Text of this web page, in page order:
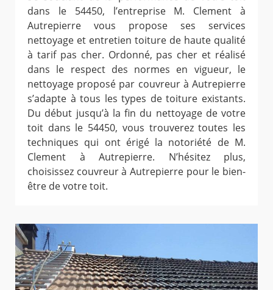
dans le 54450, l’entreprise M. Clement à
Autrepierre vous propose ses services
nettoyage et entretien toiture de haute qualité
à tarif pas cher. Ordonné, pas cher et réalisé
dans le respect des normes en vigueur, le
nettoyage proposé par couvreur à Autrepierre
s’adapte à tous les types de toiture existants.
Du début jusqu’à la fin du nettoyage de votre
toit dans le 54450, vous trouverez toutes les
techniques qui ont érigé la notoriété de M.
Clement à Autrepierre. N’hésitez plus,
choisissez couvreur à Autrepierre pour le bien-
être de votre toit.